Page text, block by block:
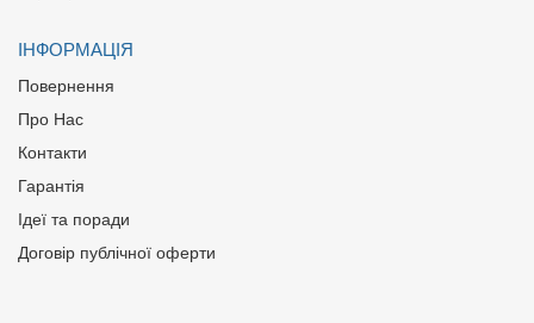
ІНФОРМАЦІЯ
Повернення
Про Нас
Контакти
Гарантія
Ідеї та поради
Договір публічної оферти